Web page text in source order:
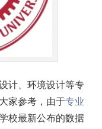
计、环境设计等专
家参考，由于专业
校最新公布的数据